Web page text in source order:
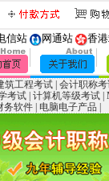
信站 网通站 香
筑工程考试 会计职称
考试 计算机等级考试
务软件 电脑电子产品